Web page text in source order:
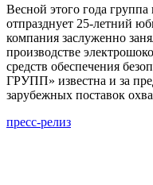
Весной этого года
отпразднует 25-летний
компания заслуженно
производстве
средств обеспечения
ГРУПП» известна и за
зарубежных поставок
пресс-релиз